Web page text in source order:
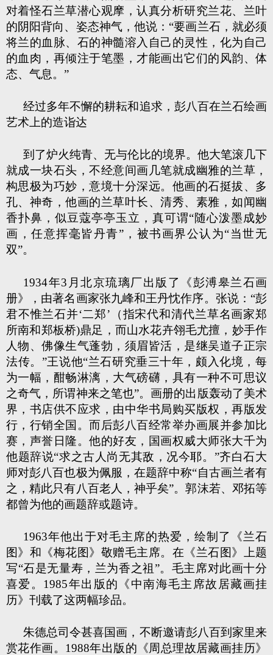
对着怪石兰草潜心观摩，认真分析研究兰花、兰叶
的阴阳背向、姿态神气，他说：“要画兰石，就必须
将兰的血脉、石的神髓溶入自己的灵性，化为自己
的血肉，再倾注于笔墨，才能画出它们的风韵、体
态、气息。”
经过多年不懈的耕耘和追求，彭八百在兰石绘画
艺术上的造诣达
到了炉火纯青、无与伦比的境界。他大笔滚几下
就成一块石头，不经意间画几笔就成幽雅的兰草，
构思极为巧妙，意境十分深远。他画的石挺拔、多
孔、神奇，他画的兰草叶长、清秀、素雅，如闻幽
香扑鼻，似豆蔻亭亭玉立，真可谓“随心泼墨成妙
画，任意挥毫皆丹青”，被书画界公认为“当世无
双”。
1934年3月北京琉璃厂出版了《彭溥皋兰石画
册》，由著名画家张九峰和王丹忱作序。张说：“彭
君不惟兰石并‘二郑’（指宋代和清代兰草名画家郑
所南和郑板桥)鼎足，而山水花卉翎毛尤擅，妙手作
人物、佛像生气蓬勃，须眉皆活，是继吴道子正宗
法传。”王说他“兰石研究垂三十年，颇入化境，每
为一幅，酣畅淋漓，大气磅礴，具有一种不可思议
之奇气，所谓神来之笔也”。画册的出版轰动了美术
界，书店供不应求，由中华书局购买版权，再版发
行，行销全国。而后彭八百经常举办画展并参加比
赛，声誉日隆。他的好友，国画权威大师张大千为
他题辞说“求之古人尚无其敌，况今耶。”齐白石大
师对彭八百也极为佩服，在题辞中称“自古画兰者有
之，精此只有八百老人，神乎矣”。郭沫若、邓拓等
都曾为他的画题辞或题诗。
1963年他出于对毛主席的热爱，绘制了《兰石
图》和《梅花图》敬赠毛主席。在《兰石图》上题
写“石是无量寿，兰为香之祖”。毛主席对此画十分
喜爱。1985年出版的《中南海毛主席故居藏画挂
历》刊载了这两幅珍品。
朱德总司令甚喜国画，不断邀请彭八百到家里来
赏花作画。1988年出版的《周总理故居藏画挂历》